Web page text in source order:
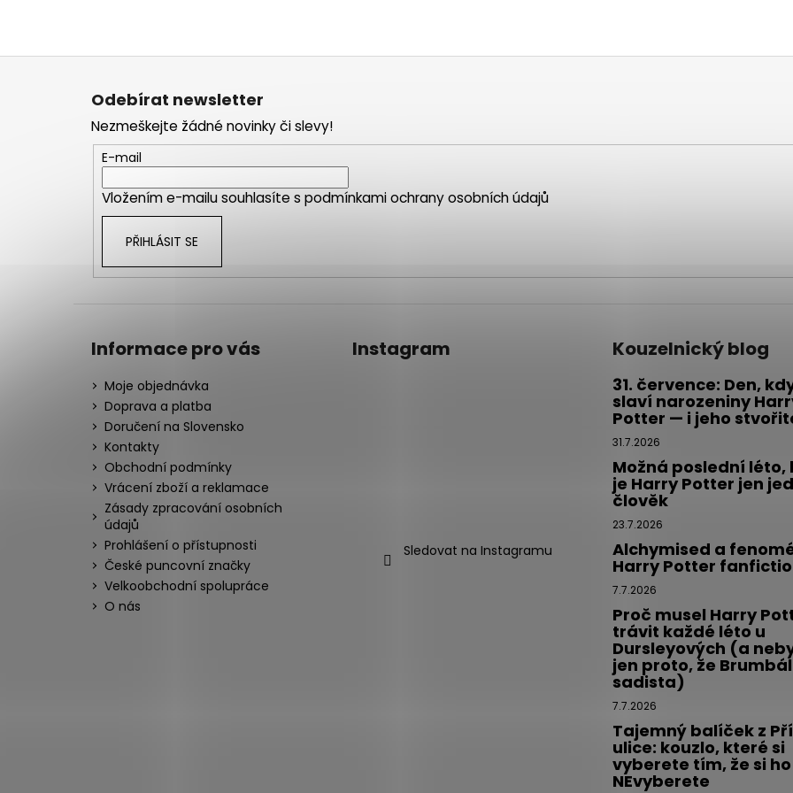
Odebírat newsletter
Nezmeškejte žádné novinky či slevy!
E-mail
Vložením e-mailu souhlasíte s podmínkami ochrany osobních údajů
PŘIHLÁSIT SE
Informace pro vás
Moje objednávka
Doprava a platba
Doručení na Slovensko
Kontakty
Obchodní podmínky
Vrácení zboží a reklamace
Zásady zpracování osobních
údajů
Prohlášení o přístupnosti
České puncovní značky
Velkoobchodní spolupráce
O nás
Instagram
Sledovat na Instagramu
Kouzelnický blog
31. července: Den,
slaví narozeniny
Potter — i jeho
31.7.2026
Možná poslední léto,
je Harry Potter jen
člověk
23.7.2026
Alchymised a
Harry Potter
7.7.2026
Proč musel Harry
trávit každé léto u
Dursleyových (a
jen proto, že
sadista)
7.7.2026
Tajemný balíček z
ulice: kouzlo, které si
vyberete tím, že si ho
NEvyberete